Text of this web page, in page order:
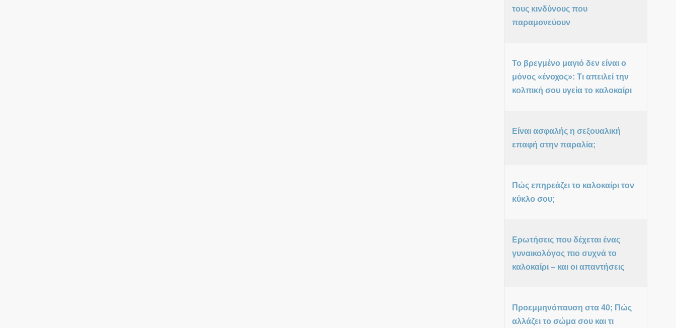
τους κινδύνους που
παραμονεύουν
Το βρεγμένο μαγιό δεν είναι ο
μόνος «ένοχος»: Τι απειλεί την
κολπική σου υγεία το καλοκαίρι
Είναι ασφαλής η σεξουαλική
επαφή στην παραλία;
Πώς επηρεάζει το καλοκαίρι τον
κύκλο σου;
Ερωτήσεις που δέχεται ένας
γυναικολόγος πιο συχνά το
καλοκαίρι – και οι απαντήσεις
Προεμμηνόπαυση στα 40; Πώς
αλλάζει το σώμα σου και τι